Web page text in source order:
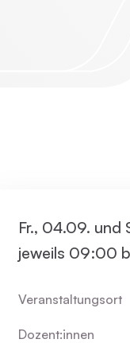
Fr., 04.09.
jeweils 09:00
Veranstaltungsort
Dozent:innen